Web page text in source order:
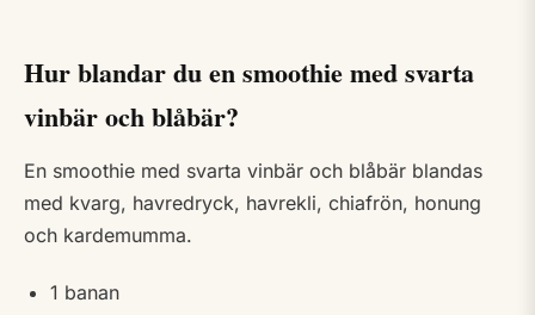
Hur blandar du en smoothie med svarta
vinbär och blåbär?
En smoothie med svarta vinbär och blåbär blandas
med kvarg, havredryck, havrekli, chiafrön, honung
och kardemumma.
1 banan